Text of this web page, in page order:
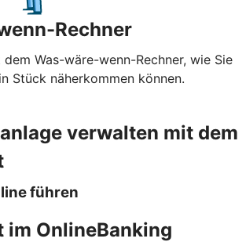
Rechner
dem Was-wäre-wenn-Rechner, wie Sie
Stück näherkommen können.
verwalten mit dem
führen
im OnlineBanking